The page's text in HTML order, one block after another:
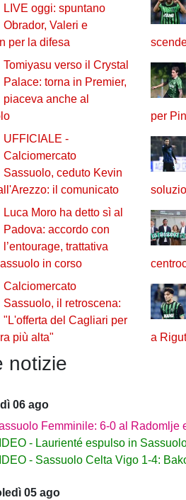
LIVE oggi: spuntano
Obrador, Valeri e
per la difesa
Tomiyasu verso il Crystal
Palace: torna in Premier,
piaceva anche al
per
UFFICIALE -
Calciomercato
Sassuolo, ceduto Kevin
il comunicato
Luca Moro ha detto sì al
Padova: accordo con
l’entourage, trattativa
in corso
Calciomercato
Sassuolo, il retroscena:
"L'offerta del Cagliari per
più alta"
a
notizie
06 ago
Femminile: 6-0 al Radomlje e 1-0 contro
- Laurienté espulso in Sassuolo-Celta
- Sassuolo Celta Vigo 1-4: Bakola
05 ago